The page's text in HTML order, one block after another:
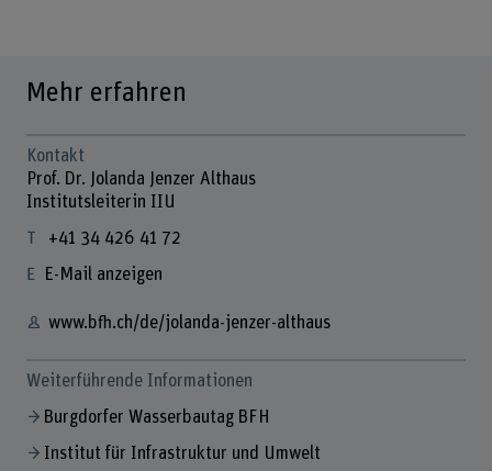
Mehr erfahren
Kontakt
Prof. Dr. Jolanda Jenzer Althaus
Institutsleiterin IIU
+41 34 426 41 72
E-Mail anzeigen
www.bfh.ch/de/jolanda-jenzer-althaus
Weiterführende Informationen
Burgdorfer Wasserbautag BFH
Institut für Infrastruktur und Umwelt